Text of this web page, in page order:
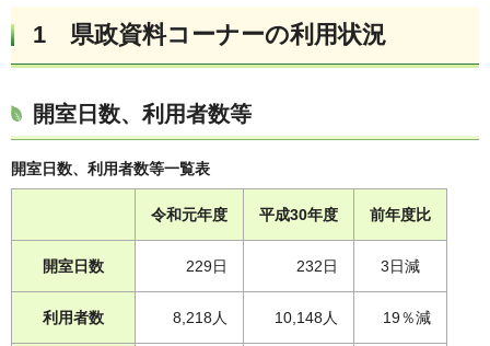
1 県政資料コーナーの利用状況
開室日数、利用者数等
開室日数、利用者数等一覧表
令和元年度 平成30年度 前年度比
開室日数 229日 232日 3日減
利用者数 8,218人 10,148人 19％減